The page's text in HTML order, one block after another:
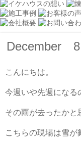
December 8
こんにちは。
今週いや先週にな
その雨が去ったかと
こちらの現場は雪が